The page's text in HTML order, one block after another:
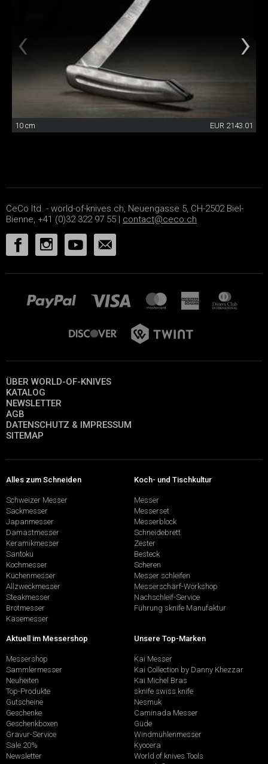
10 cm EUR 2143.01
CeCo ltd. - world-of-knives.ch, Neuengasse 5, CH-2502 Biel-
Bienne, +41 (0)32 322 97 55 | contact@ceco.ch
ÜBER WORLD-OF-KNIVES
KATALOG
NEWSLETTER
AGB
DATENSCHUTZ & IMPRESSUM
SITEMAP
Alles zum Schneiden
Schweizer Messer
Sackmesser
Japanmesser
Damastmesser
Keramikmesser
Santoku
Kochmesser
Küchenmesser
Allzweckmesser
Steakmesser
Brotmesser
Käsemesser
Koch- und Tischkultur
Messer
Messerset
Messerblock
Schneidebrett
Zester
Besteck
Scheren
Messer schleifen
Messerschärf-Workshop
Nachschleif-Service
Führung sknife Manufaktur
Aktuell im Messershop
Messershop
Sammlermesser
Neuheiten
Top-Produkte
Gutscheine
Geschenke
Geschenkboxen
Gravur-Service
Sale 20%
Newsletter
Unsere Top-Marken
Kai Messer
Kai Collection by Danny Khezzar
Kai Michel Bras
sknife swiss knife
Nesmuk
Caminada Messer
Güde
Windmühlenmesser
Kyocera
World of knives Tools